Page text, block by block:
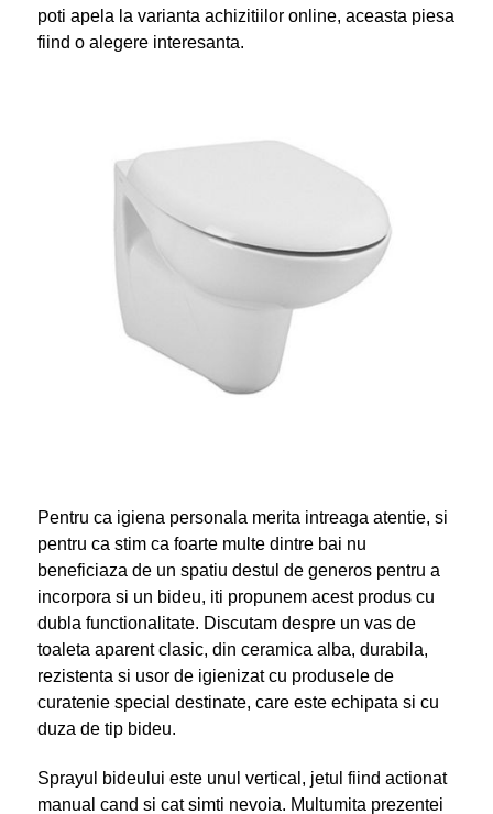
poti apela la varianta achizitiilor online, aceasta piesa
fiind o alegere interesanta.
Pentru ca igiena personala merita intreaga atentie, si
pentru ca stim ca foarte multe dintre bai nu
beneficiaza de un spatiu destul de generos pentru a
incorpora si un bideu, iti propunem acest produs cu
dubla functionalitate. Discutam despre un vas de
toaleta aparent clasic, din ceramica alba, durabila,
rezistenta si usor de igienizat cu produsele de
curatenie special destinate, care este echipata si cu
duza de tip bideu.
Sprayul bideului este unul vertical, jetul fiind actionat
manual cand si cat simti nevoia. Multumita prezentei